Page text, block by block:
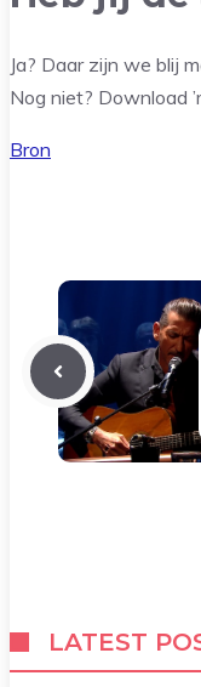
Ja? Daar zijn we blij
Nog niet? Download
Bron
LATEST